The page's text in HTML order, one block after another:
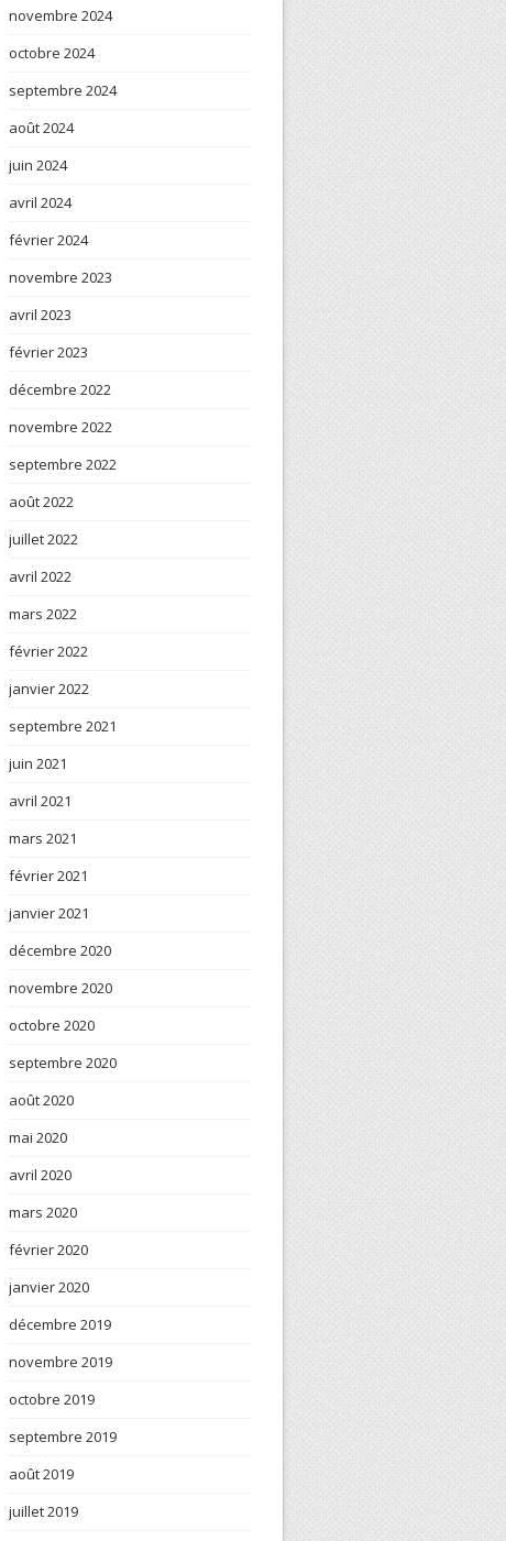
novembre 2024
octobre 2024
septembre 2024
août 2024
juin 2024
avril 2024
février 2024
novembre 2023
avril 2023
février 2023
décembre 2022
novembre 2022
septembre 2022
août 2022
juillet 2022
avril 2022
mars 2022
février 2022
janvier 2022
septembre 2021
juin 2021
avril 2021
mars 2021
février 2021
janvier 2021
décembre 2020
novembre 2020
octobre 2020
septembre 2020
août 2020
mai 2020
avril 2020
mars 2020
février 2020
janvier 2020
décembre 2019
novembre 2019
octobre 2019
septembre 2019
août 2019
juillet 2019